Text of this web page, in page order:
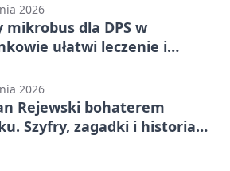
2026
mikrobus dla DPS w
ułatwi leczenie i
2026
Rejewski bohaterem
Szyfry, zagadki i historia